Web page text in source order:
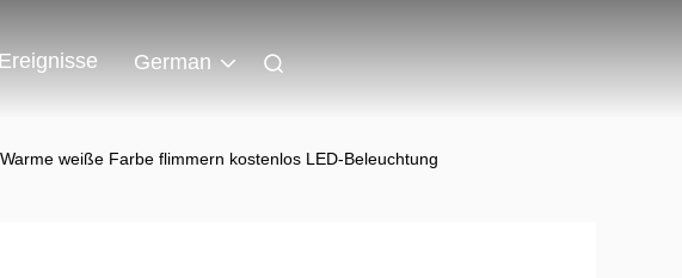
Ereignisse German
weiße Farbe flimmern kostenlos LED-Beleuchtung